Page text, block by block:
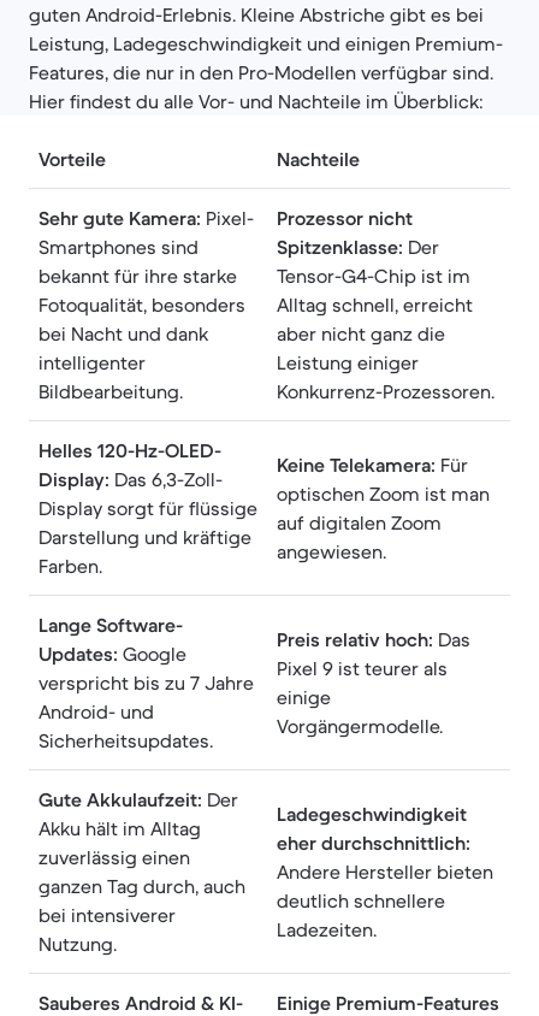
guten Android-Erlebnis. Kleine Abstriche gibt es bei
Leistung, Ladegeschwindigkeit und einigen Premium-
Features, die nur in den Pro-Modellen verfügbar sind.
Hier findest du alle Vor- und Nachteile im Überblick:
Vorteile Nachteile
Sehr gute Kamera: Pixel-
Smartphones sind
bekannt für ihre starke
Fotoqualität, besonders
bei Nacht und dank
intelligenter
Bildbearbeitung.
Prozessor nicht
Spitzenklasse: Der
Tensor-G4-Chip ist im
Alltag schnell, erreicht
aber nicht ganz die
Leistung einiger
Konkurrenz-Prozessoren.
Helles 120-Hz-OLED-
Display: Das 6,3-Zoll-
Display sorgt für flüssige
Darstellung und kräftige
Farben.
Keine Telekamera: Für
optischen Zoom ist man
auf digitalen Zoom
angewiesen.
Lange Software-
Updates: Google
verspricht bis zu 7 Jahre
Android- und
Sicherheitsupdates.
Preis relativ hoch: Das
Pixel 9 ist teurer als
einige
Vorgängermodelle.
Gute Akkulaufzeit: Der
Akku hält im Alltag
zuverlässig einen
ganzen Tag durch, auch
bei intensiverer
Nutzung.
Ladegeschwindigkeit
eher durchschnittlich:
Andere Hersteller bieten
deutlich schnellere
Ladezeiten.
Sauberes Android & KI-
Einige Premium-Features